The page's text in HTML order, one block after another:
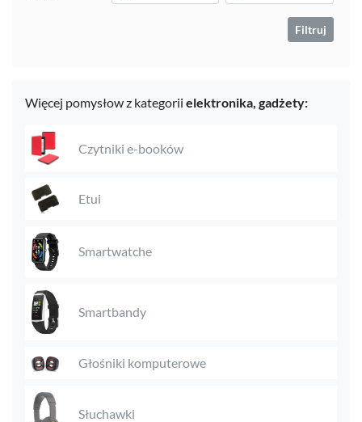
Filtruj
Więcej pomysłow z kategorii elektronika, gadżety:
Czytniki e-booków
Etui
Smartwatche
Smartbandy
Głośniki komputerowe
Słuchawki